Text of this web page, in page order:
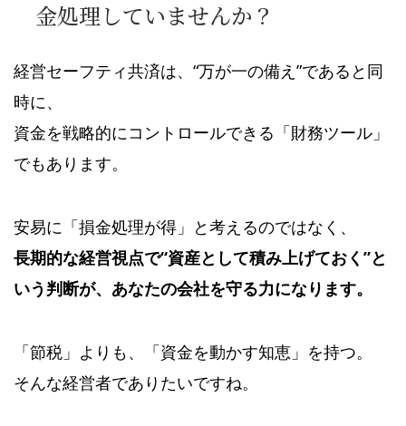
金処理していませんか？
経営セーフティ共済は、“万が一の備え”であると同
時に、
資金を戦略的にコントロールできる「財務ツール」
でもあります。
安易に「損金処理が得」と考えるのではなく、
長期的な経営視点で“資産として積み上げておく”と
いう判断が、あなたの会社を守る力になります。
「節税」よりも、「資金を動かす知恵」を持つ。
そんな経営者でありたいですね。